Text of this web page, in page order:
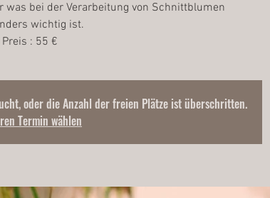
bei der Verarbeitung von Schnittblumen
wichtig ist.
oder die Anzahl der freien Plätze ist überschritten.
Termin wählen